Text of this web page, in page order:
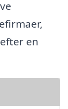
en